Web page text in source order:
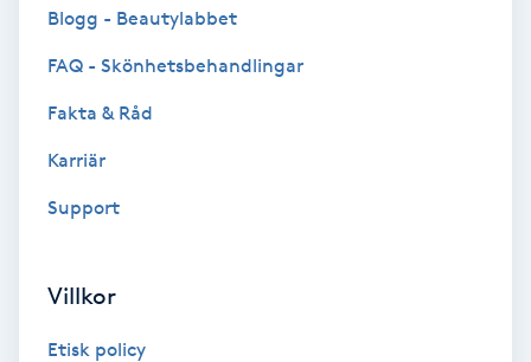
Celluliter
Color correction
Blogg - Beautylabbet
FAQ - Skönhetsbehandlingar
Fakta & Råd
Karriär
Support
Villkor
Etisk policy